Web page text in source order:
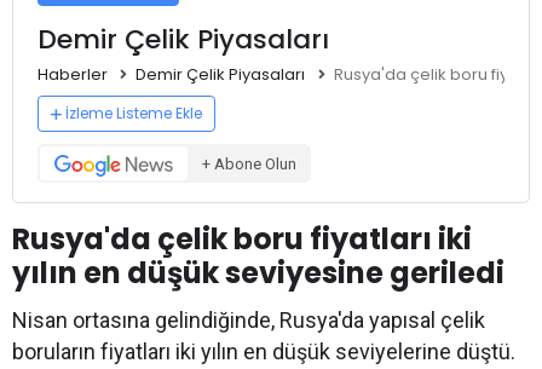
Demir Çelik Piyasaları
Haberler Demir Çelik Piyasaları Rusya'da çelik boru
İzleme Listeme Ekle
+ Abone Olun
Rusya'da çelik boru fiyatları iki
yılın en düşük seviyesine geriledi
Nisan ortasına gelindiğinde, Rusya'da yapısal çelik
boruların fiyatları iki yılın en düşük seviyelerine düştü.